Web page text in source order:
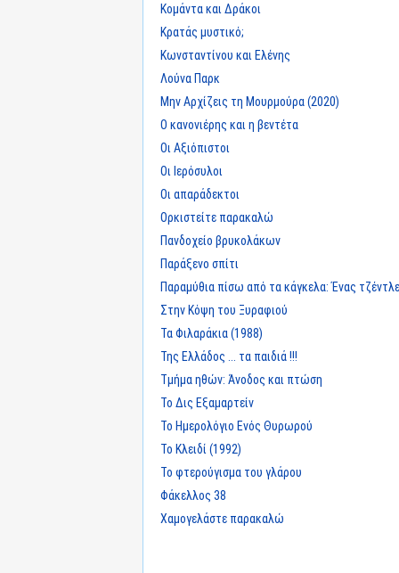
Κομάντα και Δράκοι
Κρατάς μυστικό;
Κωνσταντίνου και Ελένης
Λούνα Παρκ
Μην Αρχίζεις τη Μουρμούρα (2020)
Ο κανονιέρης και η βεντέτα
Οι Αξιόπιστοι
Οι Ιερόσυλοι
Οι απαράδεκτοι
Ορκιστείτε παρακαλώ
Πανδοχείο βρυκολάκων
Παράξενο σπίτι
Παραμύθια πίσω από τα κάγκελα: Ένας
Στην Κόψη του Ξυραφιού
Τα Φιλαράκια (1988)
Της Ελλάδος ... τα παιδιά !!!
Τμήμα ηθών: Άνοδος και πτώση
Το Δις Εξαμαρτείν
Το Ημερολόγιο Ενός Θυρωρού
Το Κλειδί (1992)
Το φτερούγισμα του γλάρου
Φάκελλος 38
Χαμογελάστε παρακαλώ